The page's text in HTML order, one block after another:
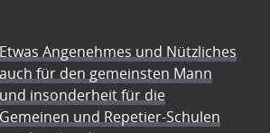
Etwas Angenehmes und Nützliches
auch für den gemeinsten Mann
und insonderheit für die
Gemeinen und Repetier-Schulen